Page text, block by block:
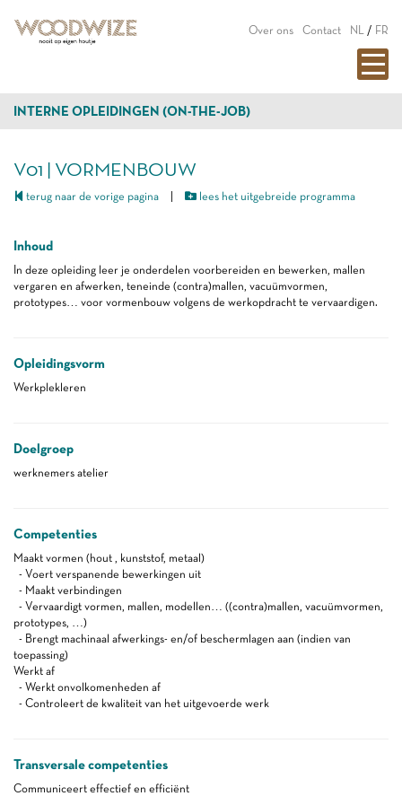
Over ons Contact NL / FR
INTERNE OPLEIDINGEN (ON-THE-JOB)
V01 | VORMENBOUW
terug naar de vorige pagina lees het uitgebreide programma
Inhoud
In deze opleiding leer je onderdelen voorbereiden en bewerken, mallen
vergaren en afwerken, teneinde (contra)mallen, vacuümvormen,
prototypes… voor vormenbouw volgens de werkopdracht te vervaardigen.
Opleidingsvorm
Werkplekleren
Doelgroep
werknemers atelier
Competenties
Maakt vormen (hout , kunststof, metaal)
- Voert verspanende bewerkingen uit
- Maakt verbindingen
- Vervaardigt vormen, mallen, modellen… ((contra)mallen, vacuümvormen,
prototypes, …)
- Brengt machinaal afwerkings- en/of beschermlagen aan (indien van
toepassing)
Werkt af
- Werkt onvolkomenheden af
- Controleert de kwaliteit van het uitgevoerde werk
Transversale competenties
Communiceert effectief en efficiënt